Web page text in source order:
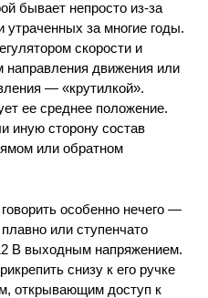
бывает непросто из-за
утраченных за многие годы.
скорости и
движения или
— «крутилкой».
ее среднее положение.
иную сторону состав
или обратном
особенно нечего —
или ступенчато
В выходным напряжением.
снизу к его ручке
открывающим доступ к